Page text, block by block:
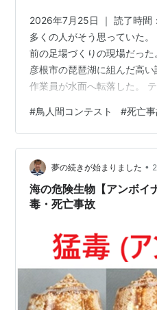
2026年7月25日 ｜ 読了時
多くの人がそう思っていた
前の足場づくりの現場だっ
彦根市の琵琶湖に組んだ高
作業員が水面へ転落した。
搬送先で死亡が確認され、司
ック死 （体を強く打った衝
くなり亡くなること）だっ
は今も警察が調べている。
けていた——その事実だけを
態で、大会…
#鳥人間コンテスト #死亡
夢の続きが始まりました •
海の危険生物【アンボ
毒・死亡事故